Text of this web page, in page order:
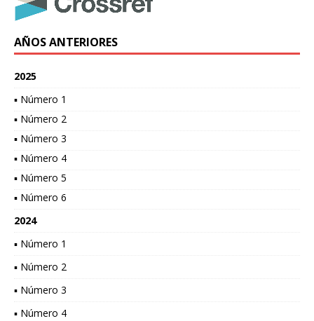
AÑOS ANTERIORES
2025
▪ Número 1
▪ Número 2
▪ Número 3
▪ Número 4
▪ Número 5
▪ Número 6
2024
▪ Número 1
▪ Número 2
▪ Número 3
▪ Número 4